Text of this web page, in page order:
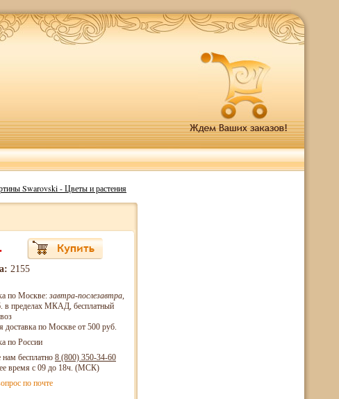
Swarovski - Цветы и растения
2155
по Москве: завтра-послезавтра,
в пределах МКАД, бесплатный
доставка по Москве от 500 руб.
по России
нам бесплатно 8 (800) 350-34-60
время с 09 до 18ч. (МСК)
по почте